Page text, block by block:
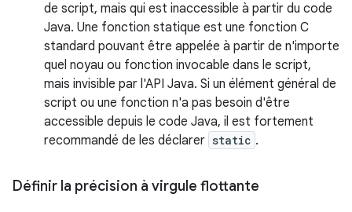
de script, mais qui est inaccessible à partir du code
Java. Une fonction statique est une fonction C
standard pouvant être appelée à partir de n'importe
quel noyau ou fonction invocable dans le script,
mais invisible par l'API Java. Si un élément général de
script ou une fonction n'a pas besoin d'être
accessible depuis le code Java, il est fortement
recommandé de les déclarer static .
Définir la précision à virgule flottante